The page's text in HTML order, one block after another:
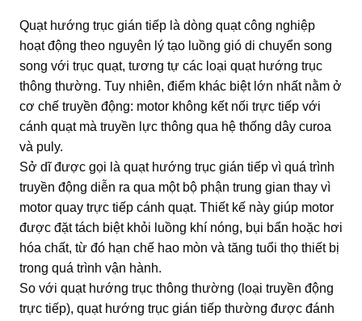
Quạt hướng trục gián tiếp là dòng quạt công nghiệp
hoạt động theo nguyên lý tạo luồng gió di chuyển song
song với trục quạt, tương tự các loại quạt hướng trục
thông thường. Tuy nhiên, điểm khác biệt lớn nhất nằm ở
cơ chế truyền động: motor không kết nối trực tiếp với
cánh quạt mà truyền lực thông qua hệ thống dây curoa
và puly.
Sở dĩ được gọi là quạt hướng trục gián tiếp vì quá trình
truyền động diễn ra qua một bộ phận trung gian thay vì
motor quay trực tiếp cánh quạt. Thiết kế này giúp motor
được đặt tách biệt khỏi luồng khí nóng, bụi bẩn hoặc hơi
hóa chất, từ đó hạn chế hao mòn và tăng tuổi thọ thiết bị
trong quá trình vận hành.
So với quạt hướng trục thông thường (loại truyền động
trực tiếp), quạt hướng trục gián tiếp thường được đánh